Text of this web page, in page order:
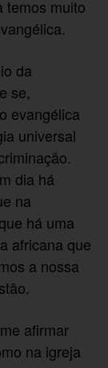
temos muito
da
se,
evangélica
universal
dia há
na
há uma
africana que
a nossa
afirmar
na igreja